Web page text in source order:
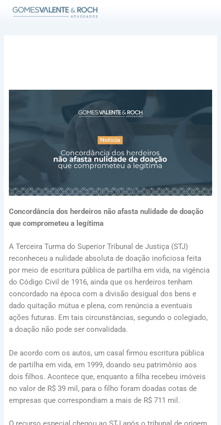
para
Concordância dos herdeiros não afasta nulidade de doação
que comprometeu a legítima
A Terceira Turma do Superior Tribunal de Justiça (STJ)
reconheceu a nulidade absoluta de doação inoficiosa feita
por meio de escritura pública de partilha em vida, na vigência
do Código Civil de 1916, ainda que os herdeiros tenham
concordado na época com a divisão desigual dos bens e
dado quitação mútua e plena, com renúncia a eventuais
ações futuras. Em tais circunstâncias, segundo o colegiado,
a doação não pode ser convalidada.
De acordo com os autos, um casal firmou escritura pública
de partilha em vida, em 1999, doando seu patrimônio aos
dois filhos. Acontece que, enquanto a filha recebeu imóveis
no valor de R$ 39 mil, para o filho foram doadas cotas de
empresas que correspondiam a mais de R$ 711 mil.